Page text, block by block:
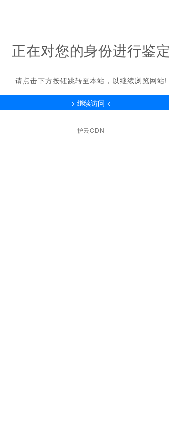
正在对您的身份进行鉴定
请点击下方按钮跳转至本站，以继续浏览网站!
护云CDN